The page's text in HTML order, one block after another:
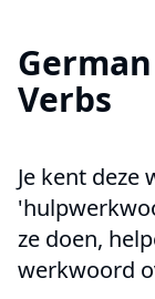
Verbs
Je kent
ze doen,
werkwoord